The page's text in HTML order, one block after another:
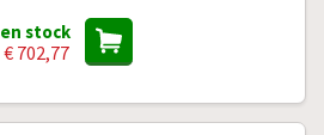
en stock
€ 702,77